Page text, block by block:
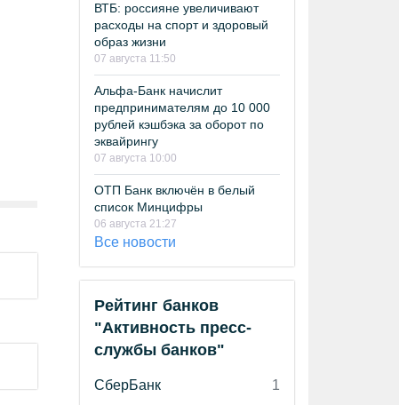
ВТБ: россияне увеличивают
расходы на спорт и здоровый
образ жизни
07 августа 11:50
Альфа-Банк начислит
предпринимателям до 10 000
рублей кэшбэка за оборот по
эквайрингу
07 августа 10:00
ОТП Банк включён в белый
список Минцифры
06 августа 21:27
Все новости
Рейтинг банков
"Активность пресс-
службы банков"
СберБанк
1